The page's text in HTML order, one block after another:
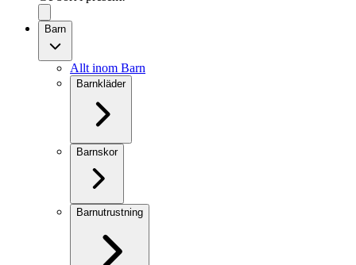
Barn
Allt inom Barn
Barnkläder
Barnskor
Barnutrustning